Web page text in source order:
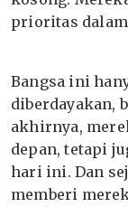
prioritas
Bangsa ini
diberdayakan,
akhirnya,
depan, tetapi
hari ini. Dan
memberi